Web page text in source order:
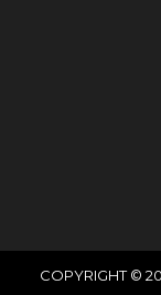
COPYRIGHT ©